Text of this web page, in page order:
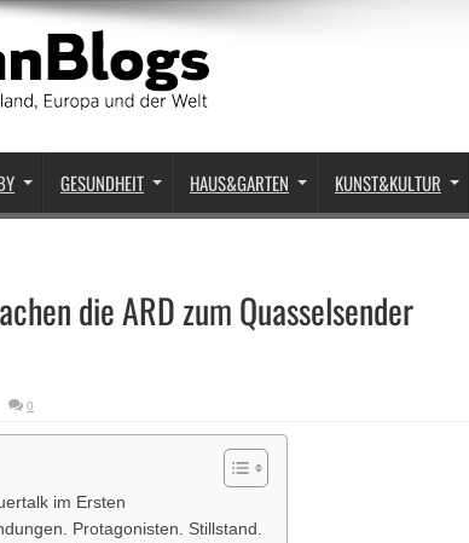
GESUNDHEIT HAUS&GARTEN KUNST&KULTUR
die ARD zum Quasselsender
0
im Ersten
Protagonisten. Stillstand.